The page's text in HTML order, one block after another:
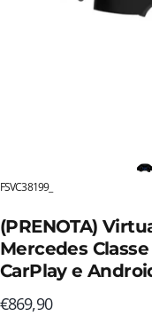
FSVC38199_
(PRENOTA)
Mercedes Classe
CarPlay e
€869,90